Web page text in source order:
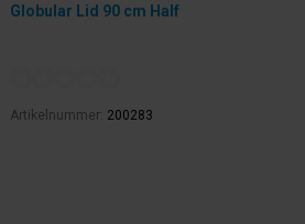
Globular Lid 90 cm Half
Artikelnummer: 200283